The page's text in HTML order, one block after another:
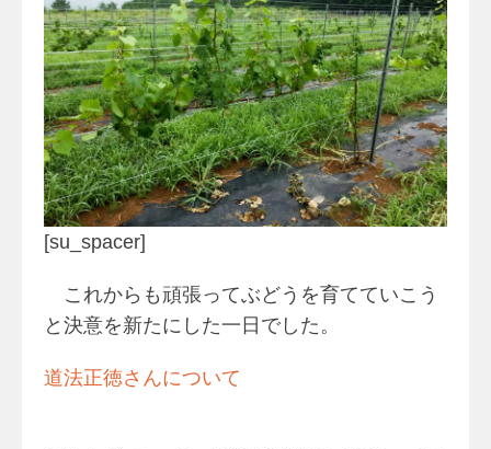
[su_spacer]
これからも頑張ってぶどうを育てていこう
と決意を新たにした一日でした。
道法正徳さんについて